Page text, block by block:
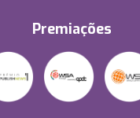
Premiações